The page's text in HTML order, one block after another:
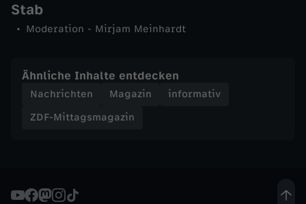
n
Z
D
-
Stab
Moderation - Mirjam Meinhardt
Ähnliche Inhalte entdecken
Nachrichten Magazin
informativ
ZDF-Mittagsmagazin